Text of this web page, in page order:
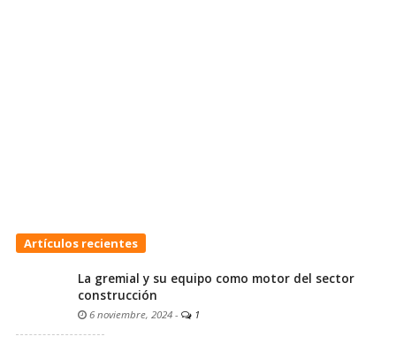
Artículos recientes
La gremial y su equipo como motor del sector
construcción
6 noviembre, 2024 - 1